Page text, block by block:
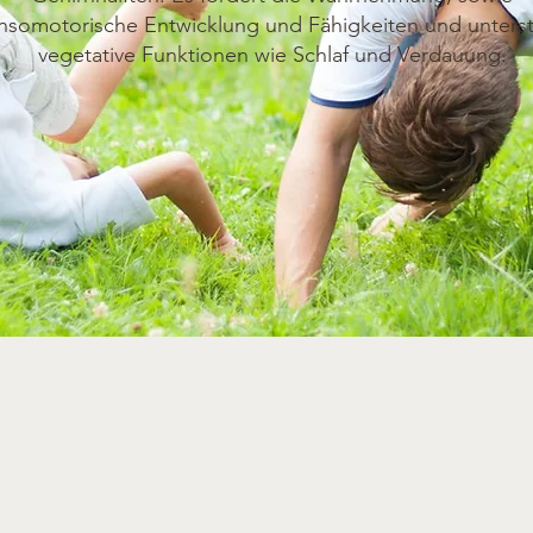
Entwicklung und Fähigkeiten und
vegetative Funktionen wie Schlaf und Verdauung.